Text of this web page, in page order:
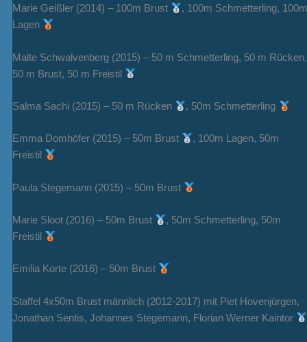
Marie Geißler (2014) – 100m Brust
, 100m Schmetterling,
Lagen
Malte Schwalvenberg (2015) – 50 m Schmetterling, 50 m Rücken,
50 m Brust, 50 m Freistil
Salma Sachi (2015) – 50 m Rücken , 50m Schmetterling
Emma Domhöfer (2015) – 50m Brust
, 100m Lagen, 50m
Freistil
Paula Stegemann (2015) – 50m Brust
Marie Sloot (2016) – 50m Brust
, 50m Schmetterling, 50m
Freistil
Emilia Korte (2016) – 50m Brust
Staffel 4x50m Brust männlich (2012-2017) mit Piet Hovenjürgen,
Jonathan Sentis, Johannes Stegemann, Florian Werner Kaintor